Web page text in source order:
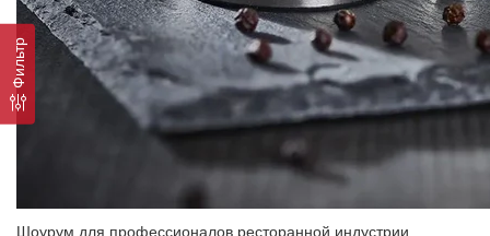
Фильтр
Шоурум для профессионалов ресторанной индустрии